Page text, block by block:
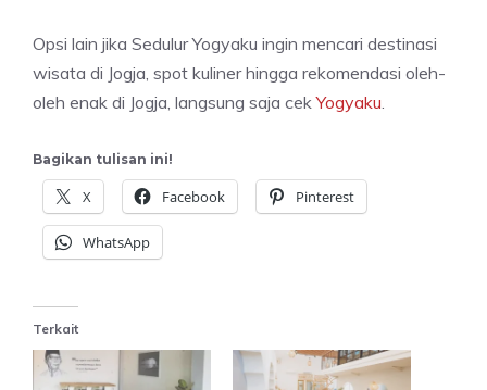
Opsi lain jika Sedulur Yogyaku ingin mencari destinasi
wisata di Jogja, spot kuliner hingga rekomendasi oleh-
oleh enak di Jogja, langsung saja cekYogyaku
Bagikan tulisan ini!
X Facebook Pinterest
WhatsApp
Terkait